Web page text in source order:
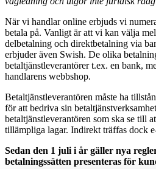
När vi handlar online erbjuds vi
betala på. Vanligt är att vi kan välja
delbetalning och direktbetalning via
erbjuder även Swish. De olika
betaltjänstleverantörer t.ex. en bank,
handlarens webbshop.
Betaltjänstleverantören måste ha
för att bedriva sin
betaltjänstleverantören som ska se till
tillämpliga lagar. Indirekt träffas dock
Sedan den 1 juli i år gäller nya
betalningssätten presenteras för